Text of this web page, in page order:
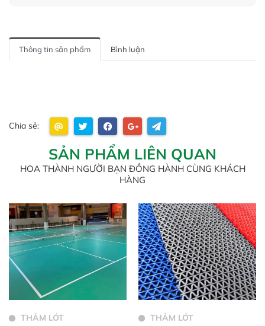
Thông tin sản phẩm Bình luận
Chia sẻ:
SẢN PHẨM LIÊN QUAN
HOA THÀNH NGƯỜI BẠN ĐỒNG HÀNH CÙNG KHÁCH
HÀNG
THẢM LÓT THẢM LÓT